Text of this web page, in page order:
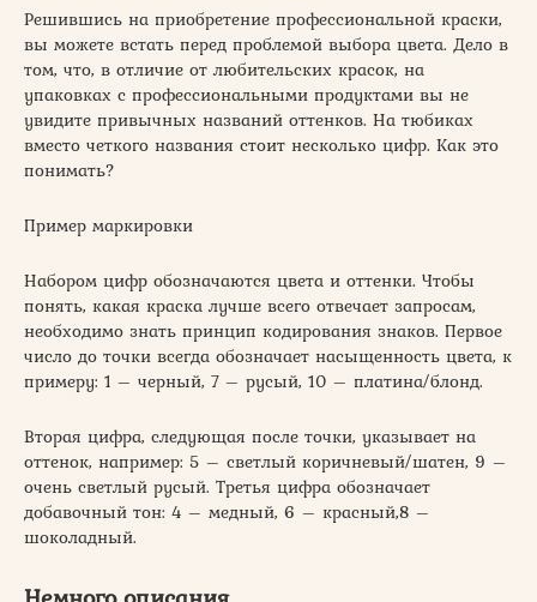
Решившись на приобретение профессиональной краски,
вы можете встать перед проблемой выбора цвета. Дело в
том, что, в отличие от любительских красок, на
упаковках с профессиональными продуктами вы не
увидите привычных названий оттенков. На тюбиках
вместо четкого названия стоит несколько цифр. Как это
понимать?
Пример маркировки
Набором цифр обозначаются цвета и оттенки. Чтобы
понять, какая краска лучше всего отвечает запросам,
необходимо знать принцип кодирования знаков. Первое
число до точки всегда обозначает насыщенность цвета, к
примеру: 1 – черный, 7 – русый, 10 – платина/блонд.
Вторая цифра, следующая после точки, указывает на
оттенок, например: 5 – светлый коричневый/шатен, 9 –
очень светлый русый. Третья цифра обозначает
добавочный тон: 4 – медный, 6 – красный,8 –
шоколадный.